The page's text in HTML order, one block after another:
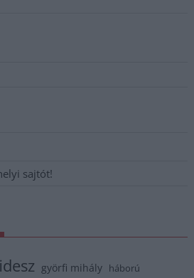
sajtót!
györfi mihály háború